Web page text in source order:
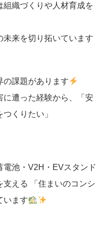
組織づくりや人材育成を
未来を切り拓いています
の課題があります
に遭った経験から、「安
くりたい」
電池・V2H・EVスタンド
える 「住まいのコンシ
います